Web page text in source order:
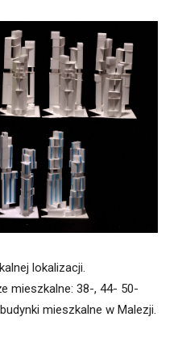
lokalizacji.
mieszkalne: 38-, 44- 50-
mieszkalne w Malezji.